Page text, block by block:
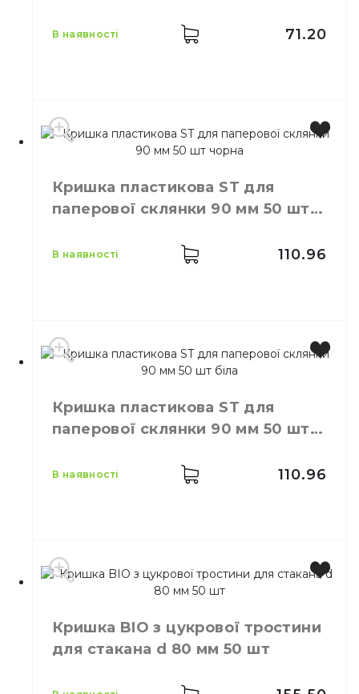
Кришки пластикові для
Білий
Кількість в
упаковці
50,шт.
Кришки пластикові для
в наявності 71.20
Кришка пластикова ST для
паперової склянки 90 мм 50 шт
Виробник
Україна
Розмір
D=90 мм
Кількість в упаковці
50,шт.
в наявності 110.96
Кришка пластикова ST для
паперової склянки 90 мм 50 шт
Україна
Розмір
D=90 мм
Кількість в упаковці
50,шт.
в наявності 110.96
Кришка BIO з цукрової тростини
для стакана d 80 мм 50 шт